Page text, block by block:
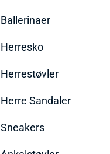
Ballerinaer
Herresko
Herrestøvler
Herre Sandaler
Sneakers